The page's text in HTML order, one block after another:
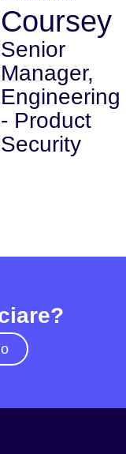
Coursey
Senior
Manager,
Engineering
- Product
Security